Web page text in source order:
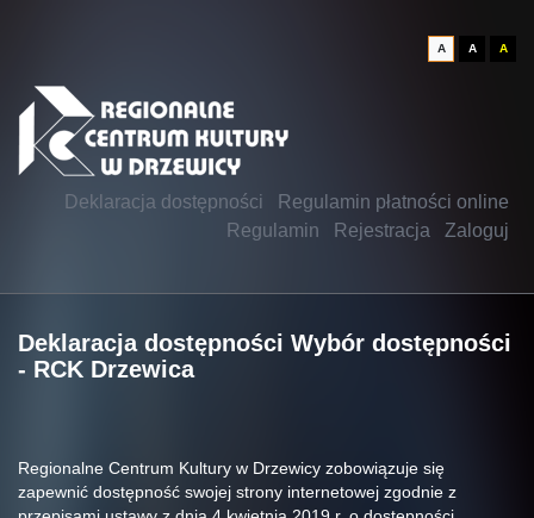
Deklaracja dostępności
Regulamin płatności online
Regulamin
Rejestracja Zaloguj
A A A
Deklaracja dostępności Wybór dostępności
- RCK Drzewica
Regionalne Centrum Kultury w Drzewicy zobowiązuje się
zapewnić dostępność swojej strony internetowej zgodnie z